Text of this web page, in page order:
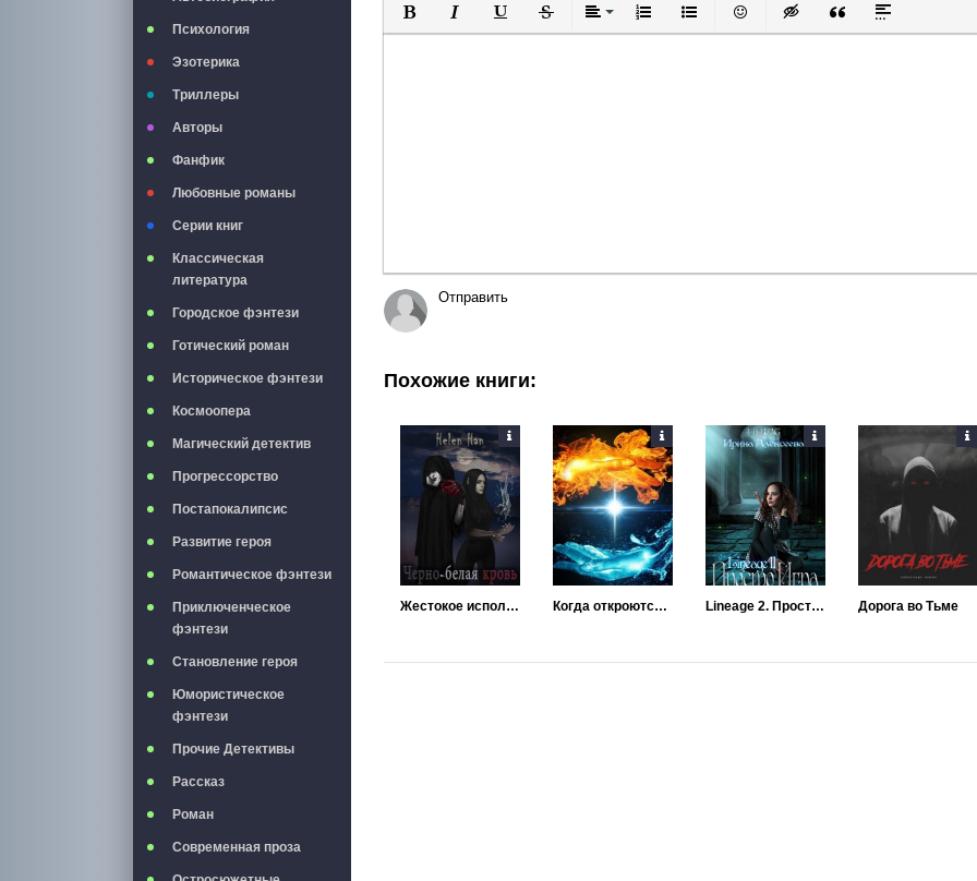
Психология
Эзотерика
Триллеры
Авторы
Фанфик
Любовные романы
Серии книг
Классическая
литература
Городское фэнтези
Готический роман
Историческое фэнтези
Космоопера
Магический детектив
Прогрессорство
Постапокалипсис
Развитие героя
Романтическое фэнтези
Приключенческое
фэнтези
Становление героя
Юмористическое
фэнтези
Прочие Детективы
Рассказ
Роман
Современная проза
Полужирный
КурсивПодчеркнутый
ЗачеркнутыйВыравнивание
Нумерованный список
Маркированный список
Вставить смайлик
Вставка скрытого текста
Вставка цитаты
Вставка
Отправить
Похожие книги:
Жестокое исполнение Когда откроются все тайны Lineage 2. Просто игра Дорога во Тьме